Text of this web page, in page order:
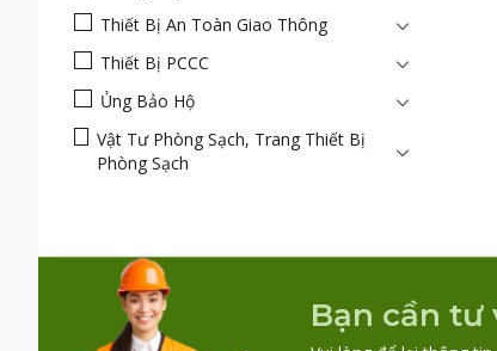
Thiết Bị An Toàn Giao Thông
Thiết Bị PCCC
Ủng Bảo Hộ
Vật Tư Phòng Sạch, Trang Thiết Bị
Phòng Sạch
Bạn cần tư